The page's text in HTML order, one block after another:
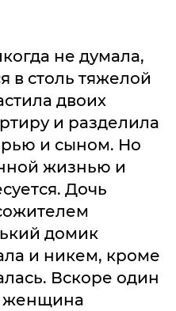
не думала,
в столь тяжелой
двоих
и разделила
и сыном. Но
жизнью и
Дочь
домик
и никем, кроме
Вскоре один
женщина